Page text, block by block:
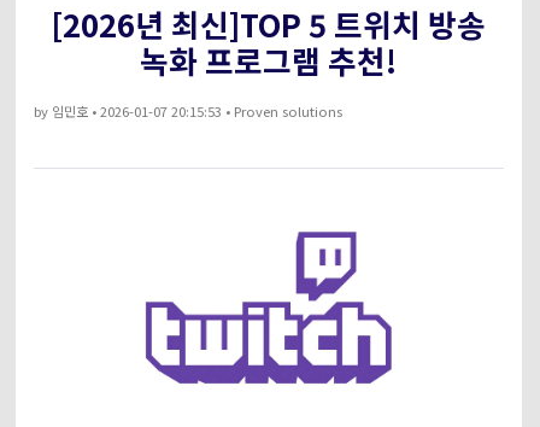
비디오/오디오
온라인 영상 편집기
동영상 자르기
Hot
크리에이티브 디자인
고객센터
UniConverter 사용에 필요한 모든 정보 및 문제 해결.
UniConverter 각 버전의 최신 업데이트 정보를 알아보세요.
search
[2026년 최신]TOP 5 트위치 방송
녹화 프로그램 추천!
by임민호• 2026-01-07 20:15:53 • Proven solutions